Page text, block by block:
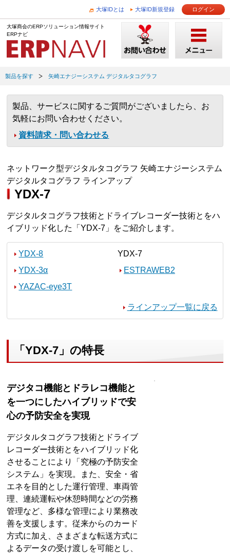
大塚IDとは 大塚ID新規登録 ログイン
大塚商会のERPソリューション情報サイト
ERPナビ
製品を探す 矢崎エナジーシステム デジタルタコグラフ
製品、サービスに関するご質問がございましたら、お
気軽にお問い合わせください。
資料請求・問い合わせる
ネットワーク型デジタルタコグラフ 矢崎エナジーシステム
デジタルタコグラフ ラインアップ
YDX-7
デジタルタコグラフ技術とドライブレコーダー技術とをハ
イブリッド化した「YDX-7」をご紹介します。
YDX-8
YDX-7
YDX-3α
ESTRAWEB2
YAZAC-eye3T
ラインアップ一覧に戻る
「YDX-7」の特長
デジタコ機能とドラレコ機能と
を一つにしたハイブリッドで安
心の予防安全を実現
デジタルタコグラフ技術とドライブ
レコーダー技術とをハイブリッド化
させることにより「究極の予防安全
システム」を実現。また、安全・省
エネを目的とした運行管理、車両管
理、連続運転や休憩時間などの労務
管理など、多様な管理により業務改
善を支援します。従来からのカード
方式に加え、さまざまな転送方式に
よるデータの受け渡しを可能とし、